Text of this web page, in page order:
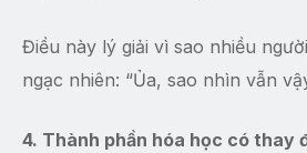
Điều này lý giải vì sao nhiều
ngạc nhiên: “Ủa, sao nhìn vẫn
4. Thành phần hóa học có thay